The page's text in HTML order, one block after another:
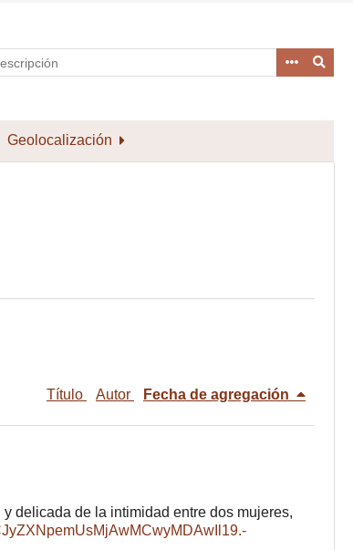
Geolocalización
Título Autor Fecha de agregación
delicada de la intimidad entre dos mujeres,